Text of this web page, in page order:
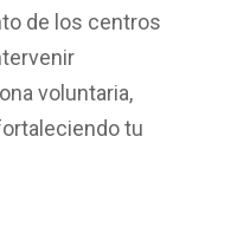
de los centros
voluntaria,
tu